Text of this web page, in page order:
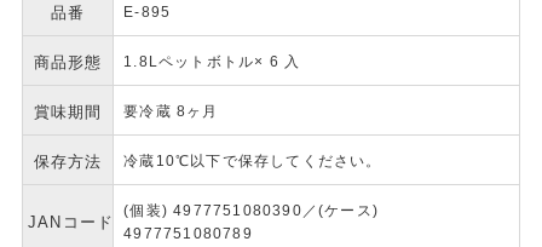
品番 E-895
商品形態 1.8Lペットボトル× 6 入
賞味期間 要冷蔵 8ヶ月
保存方法 冷蔵10℃以下で保存してください。
JANコード
(個装) 4977751080390／(ケース)
4977751080789